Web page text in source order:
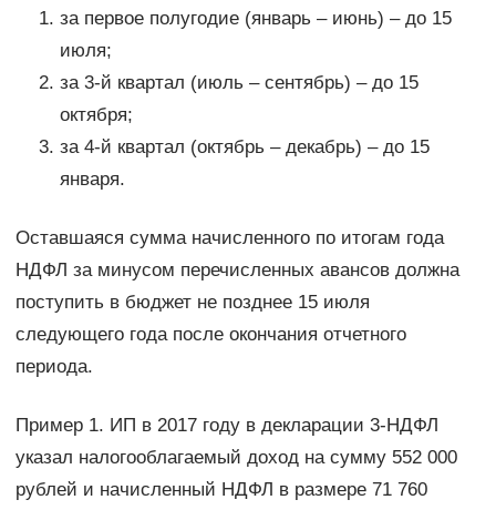
за первое полугодие (январь – июнь) – до 15
июля;
за 3-й квартал (июль – сентябрь) – до 15
октября;
за 4-й квартал (октябрь – декабрь) – до 15
января.
Оставшаяся сумма начисленного по итогам года
НДФЛ за минусом перечисленных авансов должна
поступить в бюджет не позднее 15 июля
следующего года после окончания отчетного
периода.
Пример 1. ИП в 2017 году в декларации 3-НДФЛ
указал налогооблагаемый доход на сумму 552 000
рублей и начисленный НДФЛ в размере 71 760